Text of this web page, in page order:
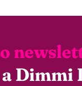
Dimmi